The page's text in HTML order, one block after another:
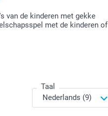
van de kinderen met gekke
met de kinderen of
Taal